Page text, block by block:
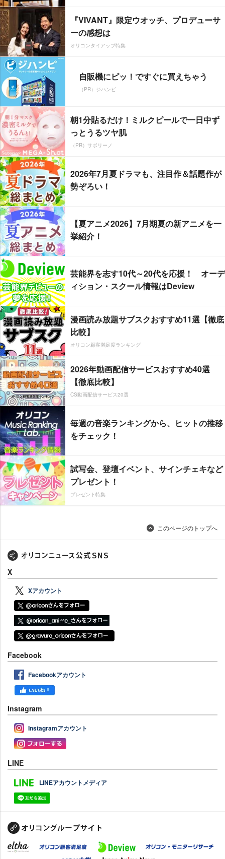
『VIVANT』限定ウオッチ、プロデューサ
ーの感想は
オリコンタイアップ特集
自販機にピッ！ですぐに買えちゃう
（PR）ジハンピ
朝1分貼るだけ！ミルクピールで一日中ず
っとうるツヤ肌
（PR）サボリーノ
2026年7月夏ドラマも、注目作＆話題作が
勢ぞろい！
【夏アニメ2026】7月期夏の新アニメを一
挙紹介！
芸能界を志す10代～20代を応援！ オーデ
ィション・スクール情報はDeview
漫画読み放題サブスクおすすめ11選【徹底
比較】
オリコン顧客満足度ランキング
2026年動画配信サービスおすすめ40選
【徹底比較】
CS動画配信サービス20選
毎週の音楽ランキングから、ヒットの推移
をチェック！
試写会、登壇イベント、サインチェキなど
プレゼント！
プレゼント特集
このページのトップへ
X
Xアカウント
Facebook
Facebookアカウント
Instagram
Instagramアカウント
LINE
LINEアカウントメディア